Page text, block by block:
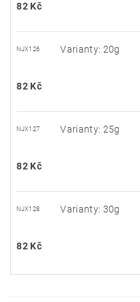
82 Kč
NJX126 Varianty: 20g
82 Kč
NJX127 Varianty: 25g
82 Kč
NJX128 Varianty: 30g
82 Kč